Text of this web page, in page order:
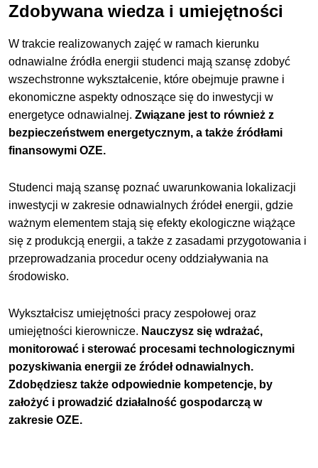
Zdobywana wiedza i umiejętności
W trakcie realizowanych zajęć w ramach kierunku
odnawialne źródła energii studenci mają szansę zdobyć
wszechstronne wykształcenie, które obejmuje prawne i
ekonomiczne aspekty odnoszące się do inwestycji w
energetyce odnawialnej. Związane jest to również z
bezpieczeństwem energetycznym, a także źródłami
finansowymi OZE.
Studenci mają szansę poznać uwarunkowania lokalizacji
inwestycji w zakresie odnawialnych źródeł energii, gdzie
ważnym elementem stają się efekty ekologiczne wiążące
się z produkcją energii, a także z zasadami przygotowania i
przeprowadzania procedur oceny oddziaływania na
środowisko.
Wykształcisz umiejętności pracy zespołowej oraz
umiejętności kierownicze. Nauczysz się wdrażać,
monitorować i sterować procesami technologicznymi
pozyskiwania energii ze źródeł odnawialnych.
Zdobędziesz także odpowiednie kompetencje, by
założyć i prowadzić działalność gospodarczą w
zakresie OZE.